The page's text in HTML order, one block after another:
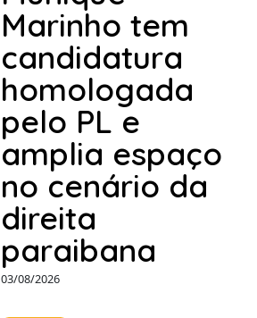
Marinho tem
candidatura
homologada
pelo PL e
amplia espaço
no cenário da
direita
paraibana
03/08/2026